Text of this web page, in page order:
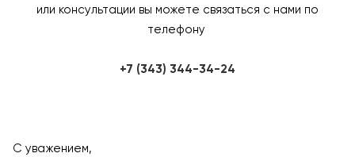
или консультации вы можете связаться с нами по
телефону
+7 (343) 344-34-24
С уважением,